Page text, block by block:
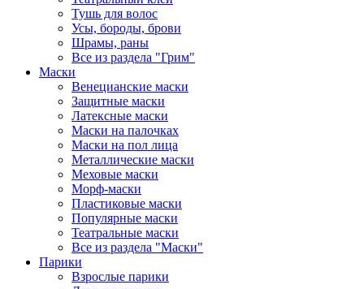
Тушь для волос
Усы, бороды, брови
Шрамы, раны
Все из раздела "Грим"
Маски
Венецианские маски
Защитные маски
Латексные маски
Маски на палочках
Маски на пол лица
Металлические маски
Меховые маски
Морф-маски
Пластиковые маски
Популярные маски
Театральные маски
Все из раздела "Маски"
Парики
Взрослые парики